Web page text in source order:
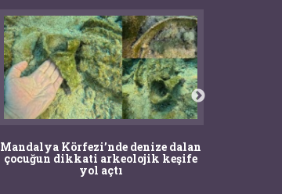
Mandalya Körfezi’nde denize dalan
çocuğun dikkati arkeolojik keşife
yol açtı